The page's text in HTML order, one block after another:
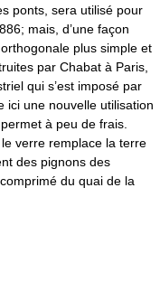
ponts, sera utilisé pour
mais, d’une façon
plus simple et
par Chabat à Paris,
qui s’est imposé par
une nouvelle utilisation
à peu de frais.
verre remplace la terre
des pignons des
du quai de la